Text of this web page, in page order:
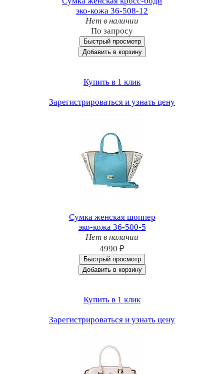
эко-кожа 36-508-12
Нет в наличии
По запросу
Быстрый просмотр
Добавить в корзину
Купить в 1 клик
Зарегистрироваться и узнать цену
Сумка женская шоппер
эко-кожа 36-500-5
Нет в наличии
4990 ₽
Быстрый просмотр
Добавить в корзину
Купить в 1 клик
Зарегистрироваться и узнать цену